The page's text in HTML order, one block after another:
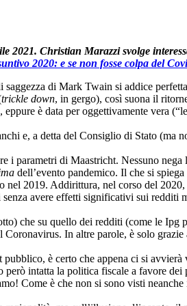
Christian Marazzi svolge
2020: e se non fosse colpa del
di Mark Twain si addice
trickle down, in gergo), così suona il
è data per oggettivamente vera
e, a detta del Consiglio di Stato (ma
parametri di Maastricht. Nessuno
dell’evento pandemico. Il che si
2019. Addirittura, nel corso del
avere effetti significativi sui redditi
che su quello dei redditi (come le
In altre parole, è solo
è certo che appena ci si
intatta la politica fiscale a favore
Come è che non si sono visti